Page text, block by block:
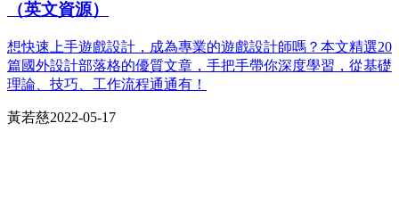
（英文資源）
想快速上手遊戲設計，成為專業的遊戲設計師嗎？本文精選20
篇國外設計部落格的優質文章，手把手帶你深度學習，從基礎
理論、技巧、工作流程通通有！
黃若慈2022-05-17